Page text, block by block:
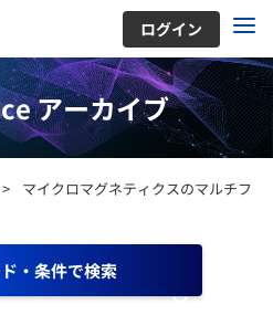
ログイン
アーカイブ
>
マイクロマグネティクスのマルチフ
・条件で検索